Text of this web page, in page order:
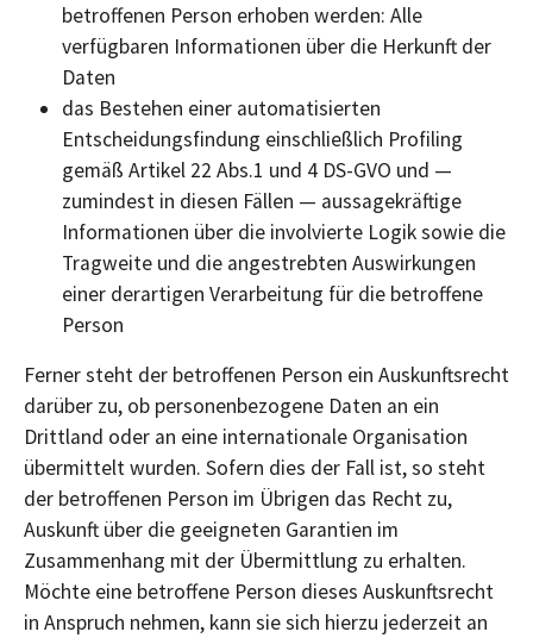
betroffenen Person erhoben werden: Alle
verfügbaren Informationen über die Herkunft der
Daten
das Bestehen einer automatisierten
Entscheidungsfindung einschließlich Profiling
gemäß Artikel 22 Abs.1 und 4 DS-GVO und —
zumindest in diesen Fällen — aussagekräftige
Informationen über die involvierte Logik sowie die
Tragweite und die angestrebten Auswirkungen
einer derartigen Verarbeitung für die betroffene
Person
Ferner steht der betroffenen Person ein Auskunftsrecht
darüber zu, ob personenbezogene Daten an ein
Drittland oder an eine internationale Organisation
übermittelt wurden. Sofern dies der Fall ist, so steht
der betroffenen Person im Übrigen das Recht zu,
Auskunft über die geeigneten Garantien im
Zusammenhang mit der Übermittlung zu erhalten.
Möchte eine betroffene Person dieses Auskunftsrecht
in Anspruch nehmen, kann sie sich hierzu jederzeit an